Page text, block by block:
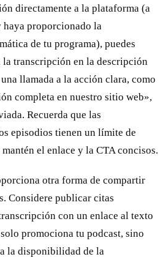
directamente a la plataforma (a
haya proporcionado la
de tu programa), puedes
transcripción en la descripción
llamada a la acción clara, como
completa en nuestro sitio web»,
Recuerda que las
episodios tienen un límite de
el enlace y la CTA concisos.
otra forma de compartir
Considere publicar citas
con un enlace al texto
promociona tu podcast, sino
la disponibilidad de la